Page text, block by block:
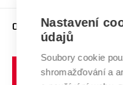
E-přihláška
Závěrečné práce
Doktorské studium
Studium bez bariér
Podpora podnikání
Mezinárodní vědecká rada
Systém zajišťování kvality
Výzkumné infrastruktury
Firemní spolupráce
Zahraniční spolupráce
Spolupráce se školami
O UNIVERZITĚ
Profil univerzity
Udržitelná univerzita
Nastavení
údajů
Soubory cookie
shromažďování a